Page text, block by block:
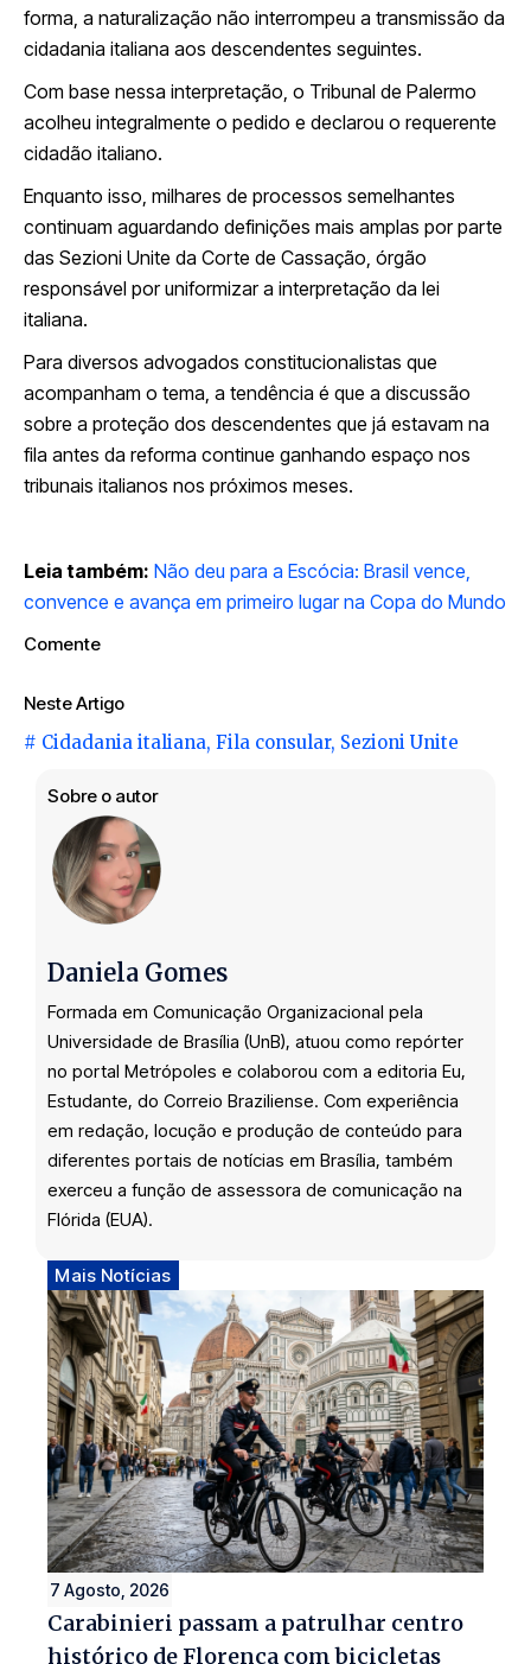
forma, a naturalização não interrompeu a transmissão da
cidadania italiana aos descendentes seguintes.
Com base nessa interpretação, o Tribunal de Palermo
acolheu integralmente o pedido e declarou o requerente
cidadão italiano.
Enquanto isso, milhares de processos semelhantes
continuam aguardando definições mais amplas por parte
das Sezioni Unite da Corte de Cassação, órgão
responsável por uniformizar a interpretação da lei
italiana.
Para diversos advogados constitucionalistas que
acompanham o tema, a tendência é que a discussão
sobre a proteção dos descendentes que já estavam na
fila antes da reforma continue ganhando espaço nos
tribunais italianos nos próximos meses.
Leia também: Não deu para a Escócia: Brasil vence,
convence e avança em primeiro lugar na Copa do Mundo
Comente
Neste Artigo
# Cidadania italiana, Fila consular, Sezioni Unite
Sobre o autor
Daniela Gomes
Formada em Comunicação Organizacional pela
Universidade de Brasília (UnB), atuou como repórter
no portal Metrópoles e colaborou com a editoria Eu,
Estudante, do Correio Braziliense. Com experiência
em redação, locução e produção de conteúdo para
diferentes portais de notícias em Brasília, também
exerceu a função de assessora de comunicação na
Flórida (EUA).
Mais Notícias
7 Agosto, 2026
Carabinieri passam a patrulhar centro
histórico de Florença com bicicletas